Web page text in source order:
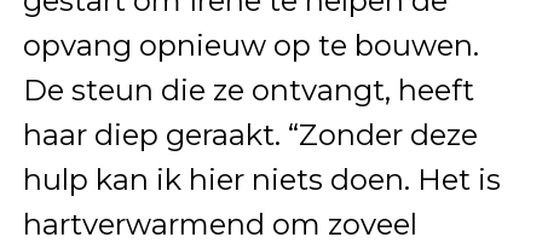
opvang opnieuw op te bouwen.
De steun die ze ontvangt, heeft
haar diep geraakt. “Zonder deze
hulp kan ik hier niets doen. Het is
hartverwarmend om zoveel